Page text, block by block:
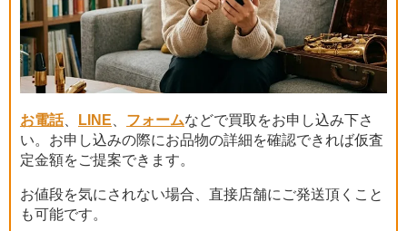
お電話、 LINE、 フォームなどで買取をお申し込み下さ
い。お申し込みの際にお品物の詳細を確認できれば仮査
定金額をご提案できます。
お値段を気にされない場合、直接店舗にご発送頂くこと
も可能です。